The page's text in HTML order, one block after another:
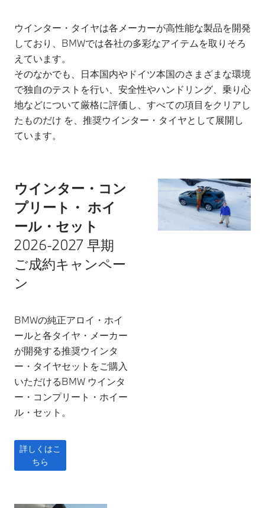
ウインター・タイヤは各メーカーが高性能な製品を開発
しており、BMWでは各社の多彩なアイテムを取りそろ
えています。
そのなかでも、日本国内やドイツ本国のさまざまな環境
で独自のテストを行い、安全性やハンドリング、乗り心
地などについて厳格に評価し、すべての項目をクリアし
たものだけ を、推奨ウインター・タイヤとして展開し
ています。
ウインター・コン
プリート・ ホイ
ール・セット
2026-2027 早期
ご成約キャンペー
ン
BMWの純正アロイ・ホイ
ールと各タイヤ・メーカー
が開発する推奨ウインタ
ー・タイヤセットをご購入
いただけるBMW ウインタ
ー・コンプリート・ホイー
ル・セット。
詳しくはこ
ちら